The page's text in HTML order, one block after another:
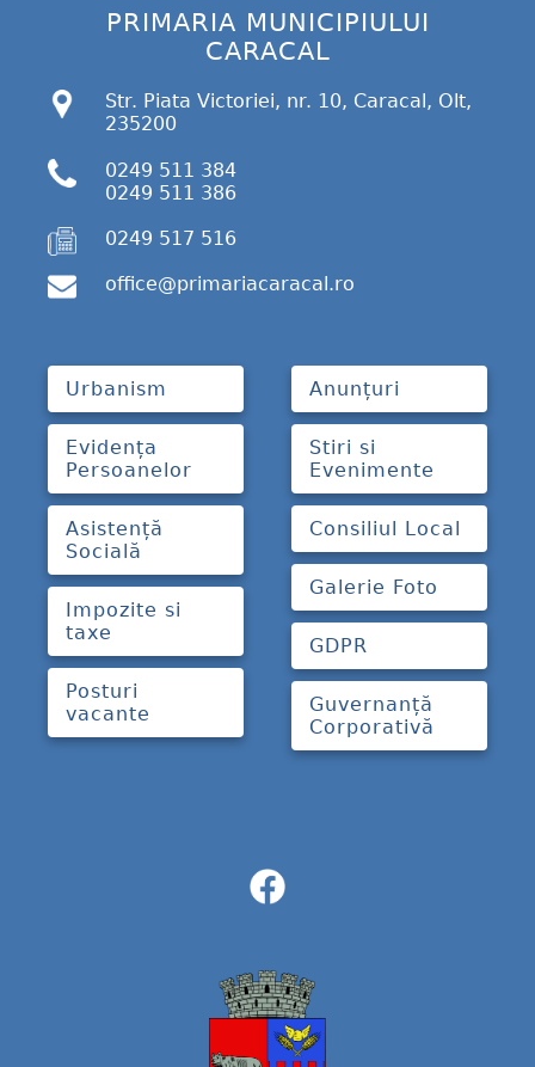
PRIMARIA MUNICIPIULUI
CARACAL
Str. Piata Victoriei, nr. 10, Caracal, Olt,
235200
0249 511 384
0249 511 386
0249 517 516
office@primariacaracal.ro
Urbanism
Evidența
Persoanelor
Asistență
Socială
Impozite si
taxe
Posturi
vacante
Anunțuri
Stiri si
Evenimente
Consiliul Local
Galerie Foto
GDPR
Guvernanță
Corporativă